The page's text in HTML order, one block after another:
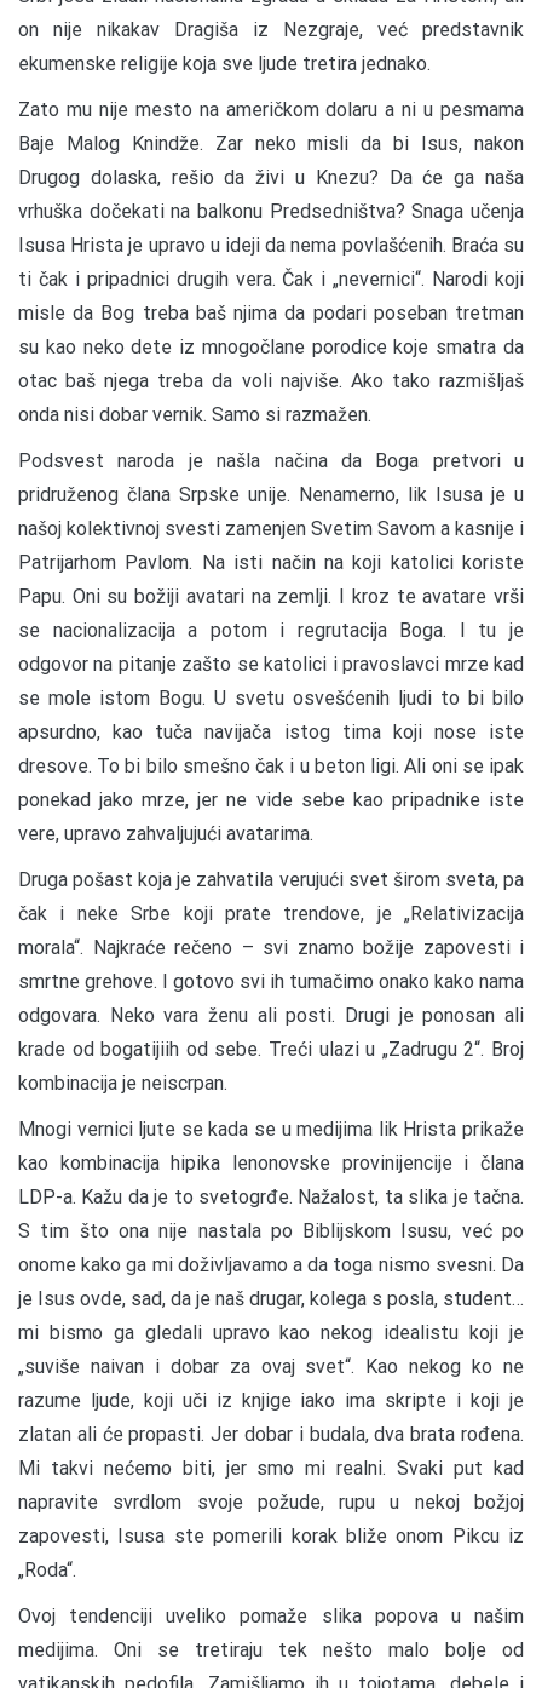
on nije nikakav Dragiša iz Nezgraje, već predstavnik
ekumenske religije koja sve ljude tretira jednako.
Zato mu nije mesto na američkom dolaru a ni u pesmama
Baje Malog Knindže. Zar neko misli da bi Isus, nakon
Drugog dolaska, rešio da živi u Knezu? Da će ga naša
vrhuška dočekati na balkonu Predsedništva? Snaga učenja
Isusa Hrista je upravo u ideji da nema povlašćenih. Braća su
ti čak i pripadnici drugih vera. Čak i „nevernici“. Narodi koji
misle da Bog treba baš njima da podari poseban tretman
su kao neko dete iz mnogočlane porodice koje smatra da
otac baš njega treba da voli najviše. Ako tako razmišljaš
onda nisi dobar vernik. Samo si razmažen.
Podsvest naroda je našla načina da Boga pretvori u
pridruženog člana Srpske unije. Nenamerno, lik Isusa je u
našoj kolektivnoj svesti zamenjen Svetim Savom a kasnije i
Patrijarhom Pavlom. Na isti način na koji katolici koriste
Papu. Oni su božiji avatari na zemlji. I kroz te avatare vrši
se nacionalizacija a potom i regrutacija Boga. I tu je
odgovor na pitanje zašto se katolici i pravoslavci mrze kad
se mole istom Bogu. U svetu osvešćenih ljudi to bi bilo
apsurdno, kao tuča navijača istog tima koji nose iste
dresove. To bi bilo smešno čak i u beton ligi. Ali oni se ipak
ponekad jako mrze, jer ne vide sebe kao pripadnike iste
vere, upravo zahvaljujući avatarima.
Druga pošast koja je zahvatila verujući svet širom sveta, pa
čak i neke Srbe koji prate trendove, je „Relativizacija
morala“. Najkraće rečeno – svi znamo božije zapovesti i
smrtne grehove. I gotovo svi ih tumačimo onako kako nama
odgovara. Neko vara ženu ali posti. Drugi je ponosan ali
krade od bogatijiih od sebe. Treći ulazi u „Zadrugu 2“. Broj
kombinacija je neiscrpan.
Mnogi vernici ljute se kada se u medijima lik Hrista prikaže
kao kombinacija hipika lenonovske provinijencije i člana
LDP-a. Kažu da je to svetogrđe. Nažalost, ta slika je tačna.
S tim što ona nije nastala po Biblijskom Isusu, već po
onome kako ga mi doživljavamo a da toga nismo svesni. Da
je Isus ovde, sad, da je naš drugar, kolega s posla, student…
mi bismo ga gledali upravo kao nekog idealistu koji je
„suviše naivan i dobar za ovaj svet“. Kao nekog ko ne
razume ljude, koji uči iz knjige iako ima skripte i koji je
zlatan ali će propasti. Jer dobar i budala, dva brata rođena.
Mi takvi nećemo biti, jer smo mi realni. Svaki put kad
napravite svrdlom svoje požude, rupu u nekoj božjoj
zapovesti, Isusa ste pomerili korak bliže onom Pikcu iz
„Roda“.
Ovoj tendenciji uveliko pomaže slika popova u našim
medijima. Oni se tretiraju tek nešto malo bolje od